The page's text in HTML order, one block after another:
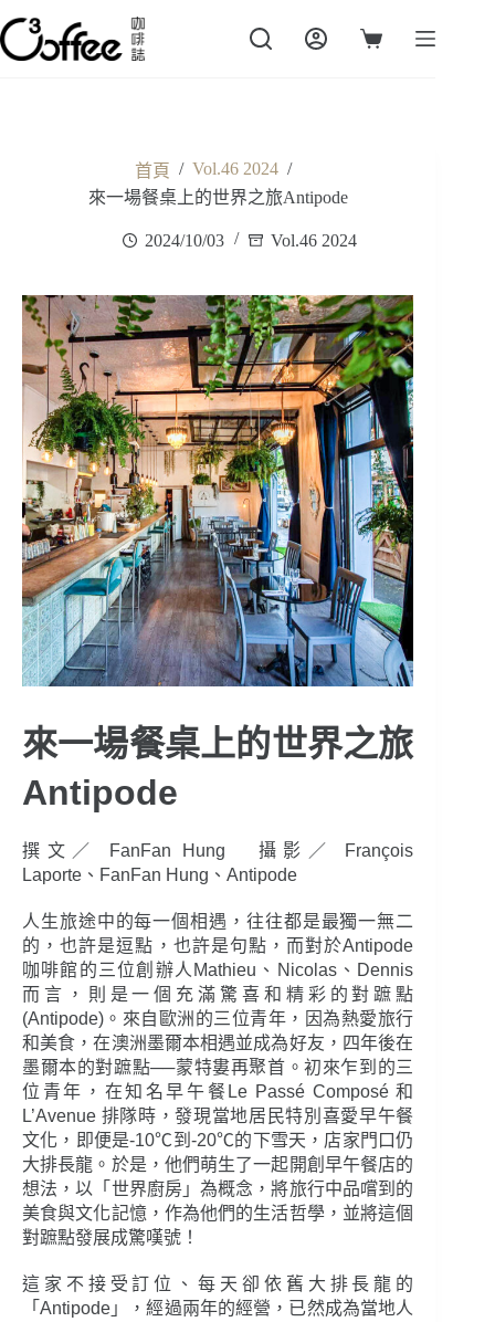
跳
至
主
購
首頁 / Vol.46 2024 /
來一場餐桌上的世界之旅Antipode
2024/10/03 Vol.46 2024
來一場餐桌上的世界之旅
Antipode
撰文／ FanFan Hung 攝影／ François
Laporte、FanFan Hung、Antipode
人生旅途中的每一個相遇，往往都是最獨一無二
的，也許是逗點，也許是句點，而對於Antipode
咖啡館的三位創辦人Mathieu、Nicolas、Dennis
而言，則是一個充滿驚喜和精彩的對蹠點
(Antipode)。來自歐洲的三位青年，因為熱愛旅行
和美食，在澳洲墨爾本相遇並成為好友，四年後在
墨爾本的對蹠點──蒙特婁再聚首。初來乍到的三
位青年，在知名早午餐Le Passé Composé 和
L’Avenue 排隊時，發現當地居民特別喜愛早午餐
文化，即便是-10℃到-20℃的下雪天，店家門口仍
大排長龍。於是，他們萌生了一起開創早午餐店的
想法，以「世界廚房」為概念，將旅行中品嚐到的
美食與文化記憶，作為他們的生活哲學，並將這個
對蹠點發展成驚嘆號！
這家不接受訂位、每天卻依舊大排長龍的
「Antipode」，經過兩年的經營，已然成為當地人